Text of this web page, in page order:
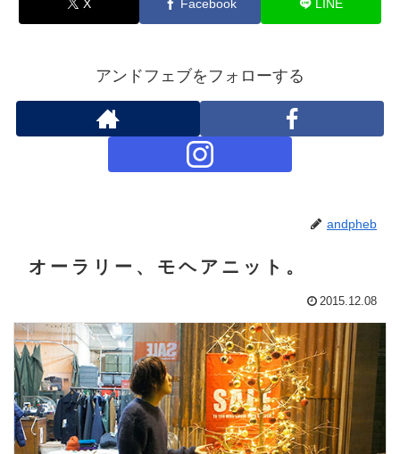
X Facebook LINE
アンドフェブをフォローする
andpheb
オーラリー、モヘアニット。
2015.12.08